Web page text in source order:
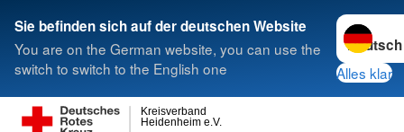
Sie befinden sich auf der deutschen Website
You are on the German website, you can use the
switch to switch to the English one
Sprache
Alles klar
Heidenheim e.V.
Kreisverband
Suche